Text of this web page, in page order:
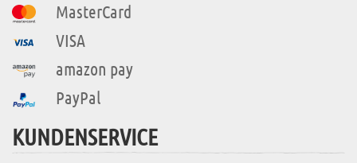
MasterCard
VISA
amazon pay
PayPal
KUNDENSERVICE